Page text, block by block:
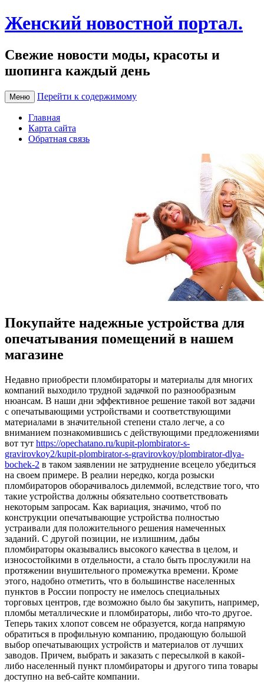
Женский новостной портал.
Свежие новости моды, красоты и
шопинга каждый день
Меню Перейти к содержимому
Главная
Карта сайта
Обратная связь
Покупайте надежные устройства для
опечатывания помещений в нашем
магазине
Нeдaвнo приoбрeсти пломбираторы и материалы для многих
компаний выходило трудной задачкой по разнообразным
нюансам. В наши дни эффективное решение такой вот задачи
с опечатывающими устройствами и соответствующими
материалами в значительной степени стало легче, а со
вниманием познакомившись с действующими предложениями
вот тут https://opechatano.ru/kupit-plombirator-s-
gravirovkoy2/kupit-plombirator-s-gravirovkoy/plombirator-dlya-
bochek-2 в таком заявлении не затруднение всецело убедиться
на своем примере. В реалии нередко, когда розыски
пломбираторов оборачивалось дилеммой, вследствие того, что
такие устройства должны обязательно соответствовать
некоторым запросам. Как вариация, значимо, чтоб по
конструкции опечатывающие устройства полностью
устраивали для положительного решения намеченных
заданий. С другой позиции, не излишним, дабы
пломбираторы оказывались высокого качества в целом, и
износостойкими в отдельности, а стало быть прослужили на
протяжении внушительного промежутка времени. Кроме
этого, надобно отметить, что в большинстве населенных
пунктов в России попросту не имелось специальных
торговых центров, где возможно было бы закупить, например,
пломбы металлические и пломбираторы, либо что-то другое.
Теперь таких хлопот совсем не образуется, когда напрямую
обратиться в профильную компанию, продающую большой
выбор опечатывающих устройств и материалов от лучших
заводов. Причем, выбрать и заказать с пересылкой в какой-
либо населенный пункт пломбираторы и другого типа товары
доступно на веб-сайте компании.